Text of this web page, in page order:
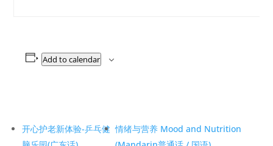
Add to calendar
开心护老新体验-乒乓健 情绪与营养 Mood and Nutrition